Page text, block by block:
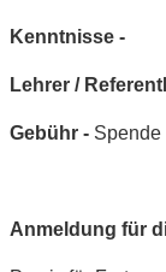
Kenntnisse -
Lehrer /
Gebühr - Spende
Anmeldung für